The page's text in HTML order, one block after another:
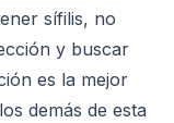
sífilis, no
y buscar
es la mejor
demás de esta